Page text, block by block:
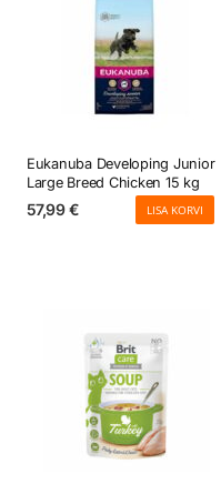
Eukanuba Developing Junior
Large Breed Chicken 15 kg
57,99€ LISA KORVI